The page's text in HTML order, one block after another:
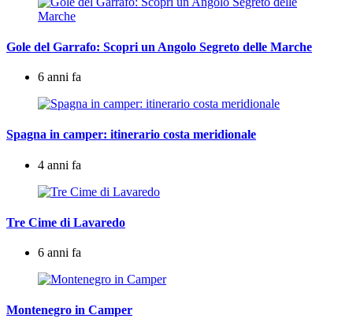
Gole del Garrafo: Scopri un Angolo Segreto delle Marche
6 anni fa
Spagna in camper: itinerario costa meridionale
4 anni fa
Tre Cime di Lavaredo
6 anni fa
Montenegro in Camper